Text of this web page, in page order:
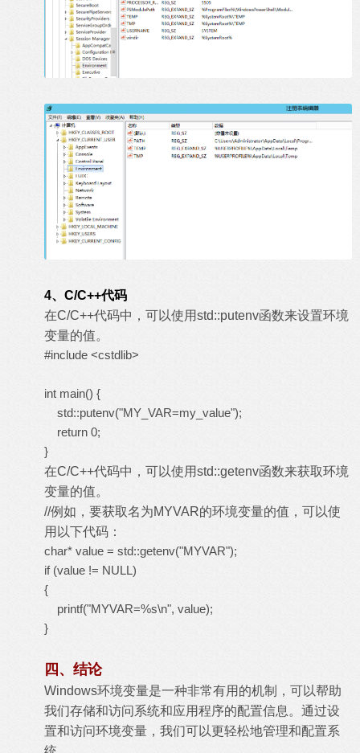
4、C/C++代码
在C/C++代码中，可以使用std::putenv函数来设置环境
变量的值。
#include <cstdlib>
int main() {
std::putenv("MY_VAR=my_value");
return 0;
}
在C/C++代码中，可以使用std::getenv函数来获取环境
变量的值。
//例如，要获取名为MYVAR的环境变量的值，可以使
用以下代码：
char* value = std::getenv("MYVAR");
if (value != NULL)
{
printf("MYVAR=%s\n", value);
}
四、结论
Windows环境变量是一种非常有用的机制，可以帮助
我们存储和访问系统和应用程序的配置信息。通过设
置和访问环境变量，我们可以更轻松地管理和配置系